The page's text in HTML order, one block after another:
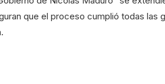
que el proceso cumplió todas